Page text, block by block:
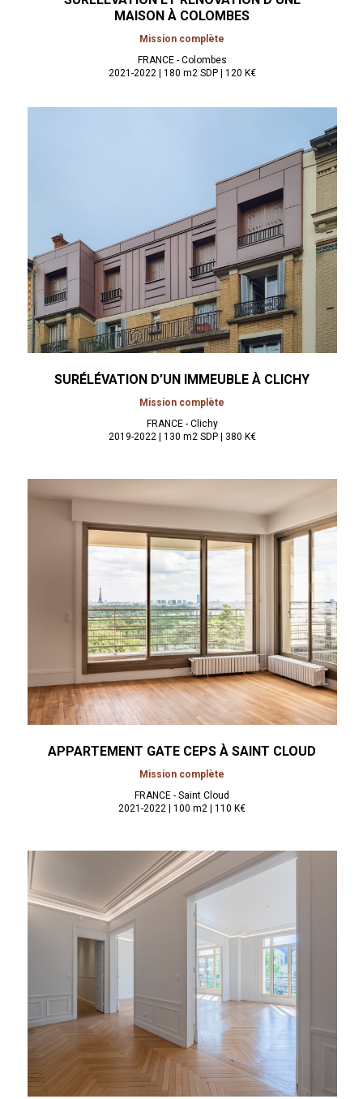
MAISON À COLOMBES
Mission complète
FRANCE - Colombes
2021-2022 | 180 m2 SDP | 120 K€
SURÉLÉVATION D’UN IMMEUBLE À CLICHY
Mission complète
FRANCE - Clichy
2019-2022 | 130 m2 SDP | 380 K€
APPARTEMENT GATE CEPS ÀSAINT CLOUD
Mission complète
FRANCE - Saint Cloud
2021-2022 | 100 m2 | 110 K€